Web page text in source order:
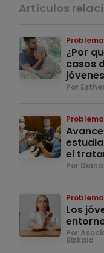
Artículos
¿Por
casos
Por
el
Por
Los
Por
Bizkaia